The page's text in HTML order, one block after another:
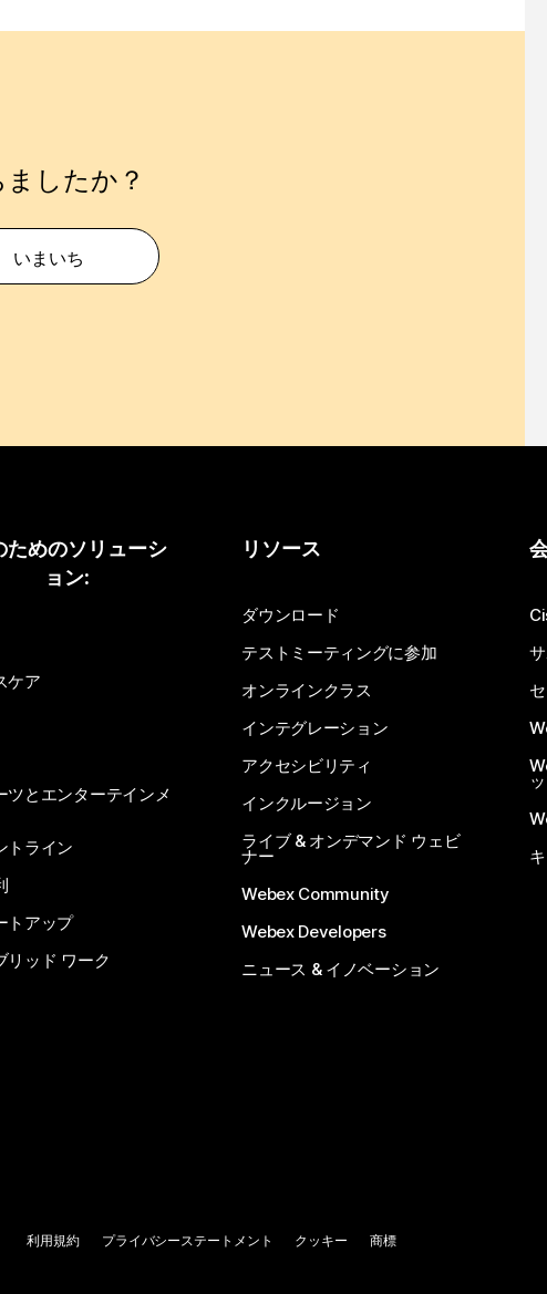
したか？
いまいち
ためのソリューシ
ョン:
ケア
ツとエンターテインメ
トライン
トアップ
リッド ワーク
リソース
ダウンロード
テストミーティングに参加
オンラインクラス
インテグレーション
アクセシビリティ
インクルージョン
ライブ & オンデマンド ウェビ
ナー
Webex Community
Webex Developers
ニュース & イノベーション
利用規約 プライバシーステートメント クッキー 商標